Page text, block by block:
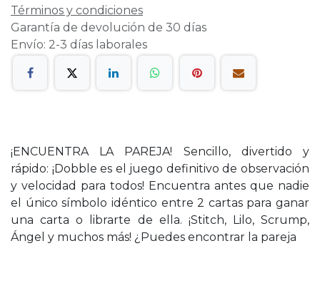
Términos y condiciones
Garantía de devolución de 30 días
Envío: 2-3 días laborales
¡ENCUENTRA LA PAREJA! Sencillo, divertido y
rápido: ¡Dobble es el juego definitivo de observación
y velocidad para todos! Encuentra antes que nadie
el único símbolo idéntico entre 2 cartas para ganar
una carta o librarte de ella. ¡Stitch, Lilo, Scrump,
Ángel y muchos más! ¿Puedes encontrar la pareja